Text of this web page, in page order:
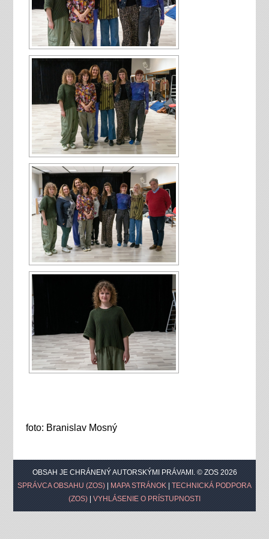
foto: Branislav Mosný
OBSAH JE CHRÁNENÝ AUTORSKÝMI PRÁVAMI. © ZOS 2026
SPRÁVCA OBSAHU (ZOS)
MAPA STRÁNOK
TECHNICKÁ PODPORA
(ZOS)
VYHLÁSENIE O PRÍSTUPNOSTI